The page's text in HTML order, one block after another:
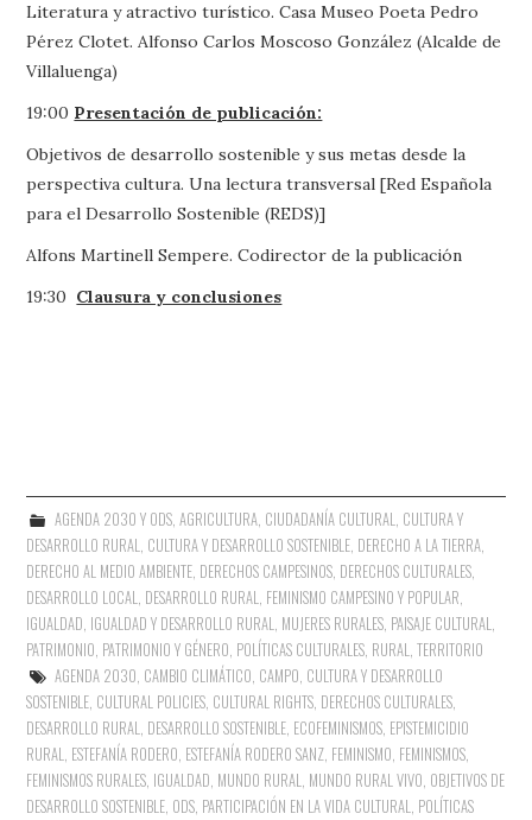
Literatura y atractivo turístico. Casa Museo Poeta Pedro
Pérez Clotet. Alfonso Carlos Moscoso González (Alcalde de
Villaluenga)
19:00 Presentación de publicación:
Objetivos de desarrollo sostenible y sus metas desde la
perspectiva cultura. Una lectura transversal [Red Española
para el Desarrollo Sostenible (REDS)]
Alfons Martinell Sempere. Codirector de la publicación
19:30 Clausura y conclusiones
AGENDA 2030 Y ODS, AGRICULTURA, CIUDADANÍA CULTURAL, CULTURA Y
DESARROLLO RURAL, CULTURA Y DESARROLLO SOSTENIBLE, DERECHO A LA TIERRA,
DERECHO AL MEDIO AMBIENTE, DERECHOS CAMPESINOS, DERECHOS CULTURALES,
DESARROLLO LOCAL, DESARROLLO RURAL, FEMINISMO CAMPESINO Y POPULAR,
IGUALDAD, IGUALDAD Y DESARROLLO RURAL, MUJERES RURALES, PAISAJE CULTURAL,
PATRIMONIO, PATRIMONIO Y GÉNERO, POLÍTICAS CULTURALES, RURAL,TERRITORIO
AGENDA 2030, CAMBIO CLIMÁTICO, CAMPO, CULTURA Y DESARROLLO
SOSTENIBLE, CULTURAL POLICIES, CULTURAL RIGHTS, DERECHOS CULTURALES,
DESARROLLO RURAL, DESARROLLO SOSTENIBLE, ECOFEMINISMOS, EPISTEMICIDIO
RURAL, ESTEFANÍA RODERO, ESTEFANÍA RODERO SANZ, FEMINISMO, FEMINISMOS,
FEMINISMOS RURALES, IGUALDAD, MUNDO RURAL, MUNDO RURAL VIVO, OBJETIVOS DE
DESARROLLO SOSTENIBLE, ODS, PARTICIPACIÓN EN LA VIDA CULTURAL, POLÍTICAS